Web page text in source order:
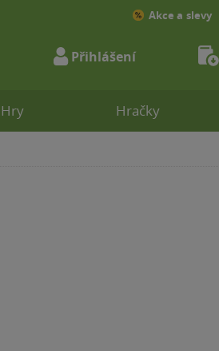
Hry Hračky
Akce a slevy
Přihlášení